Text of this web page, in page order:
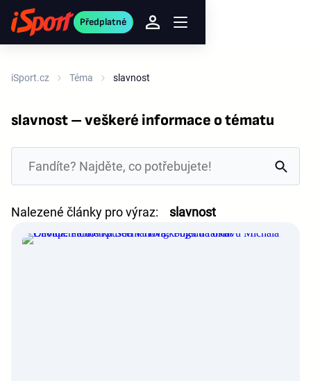
Předplatné
iSport.cz Téma slavnost
slavnost – veškeré informace o tématu
Nalezené články pro výraz: slavnost